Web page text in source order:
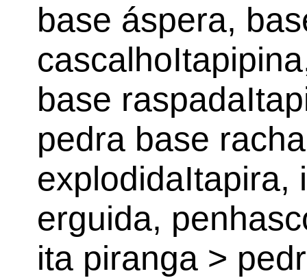
base áspera,
base
pedra base
explodidaItapira,
erguida,
ita piranga >